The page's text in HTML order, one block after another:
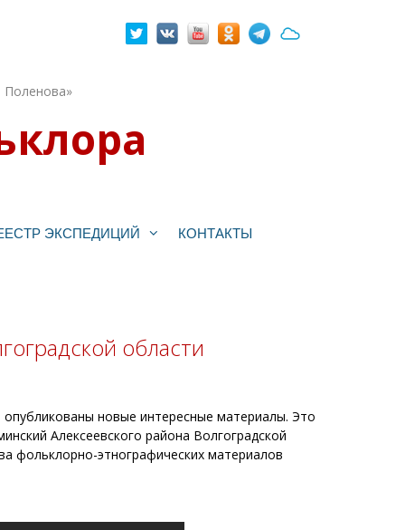
Поленова»
ЭКСПЕДИЦИЙ КОНТАКТЫ
области
новые интересные материалы. Это
Алексеевского района Волгоградской
фольклорно-этнографических материалов